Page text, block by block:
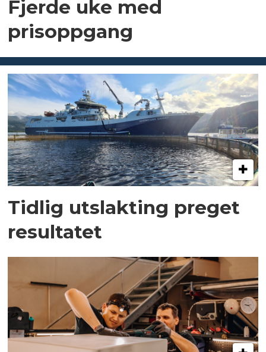
Fjerde uke med
prisoppgang
Tidlig utslakting preget
resultatet